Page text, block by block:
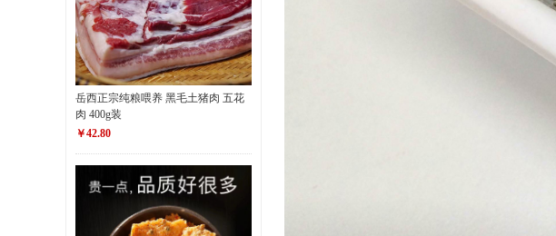
岳西正宗纯粮喂养 黑毛土猪肉 五花
肉 400g装
￥42.80